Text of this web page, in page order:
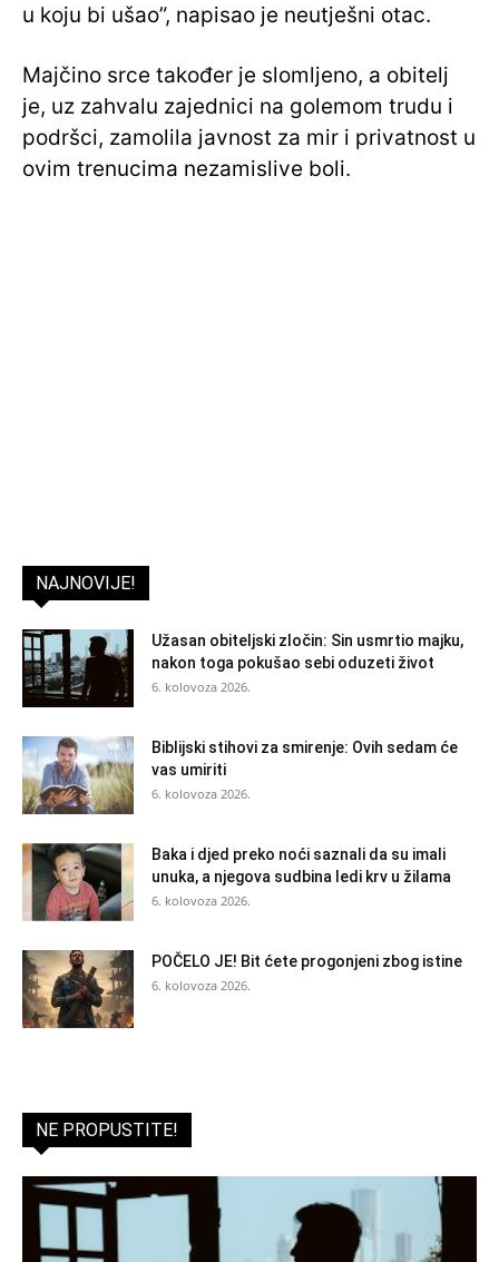
u koju bi ušao”, napisao je neutješni otac.
Majčino srce također je slomljeno, a obitelj
je, uz zahvalu zajednici na golemom trudu i
podršci, zamolila javnost za mir i privatnost u
ovim trenucima nezamislive boli.
NAJNOVIJE!
Užasan obiteljski zločin: Sin usmrtio majku,
nakon toga pokušao sebi oduzeti život
6. kolovoza 2026.
Biblijski stihovi za smirenje: Ovih sedam će
vas umiriti
6. kolovoza 2026.
Baka i djed preko noći saznali da su imali
unuka, a njegova sudbina ledi krv u žilama
6. kolovoza 2026.
POČELO JE! Bit ćete progonjeni zbog istine
6. kolovoza 2026.
NE PROPUSTITE!